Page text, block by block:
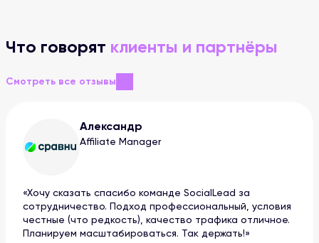
Что говорят клиенты и партнёры
Смотреть все отзывы
Александр
Affiliate Manager
«Хочу сказать спасибо команде SocialLead за
сотрудничество. Подход профессиональный, условия
честные (что редкость), качество трафика отличное.
Планируем масштабироваться. Так держать!»